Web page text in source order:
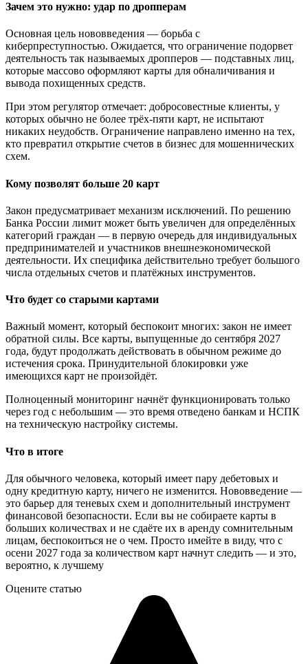
Зачем это нужно: удар по дропперам
Основная цель нововведения — борьба с
киберпреступностью. Ожидается, что ограничение подорвет
деятельность так называемых дропперов — подставных лиц,
которые массово оформляют карты для обналичивания и
вывода похищенных средств.
При этом регулятор отмечает: добросовестные клиенты, у
которых обычно не более трёх-пяти карт, не испытают
никаких неудобств. Ограничение направлено именно на тех,
кто превратил открытие счетов в бизнес для мошеннических
схем.
Кому позволят больше 20 карт
Закон предусматривает механизм исключений. По решению
Банка России лимит может быть увеличен для определённых
категорий граждан — в первую очередь для индивидуальных
предпринимателей и участников внешнеэкономической
деятельности. Их специфика действительно требует большого
числа отдельных счетов и платёжных инструментов.
Что будет со старыми картами
Важный момент, который беспокоит многих: закон не имеет
обратной силы. Все карты, выпущенные до сентября 2027
года, будут продолжать действовать в обычном режиме до
истечения срока. Принудительной блокировки уже
имеющихся карт не произойдёт.
Полноценный мониторинг начнёт функционировать только
через год с небольшим — это время отведено банкам и НСПК
на техническую настройку системы.
Что в итоге
Для обычного человека, который имеет пару дебетовых и
одну кредитную карту, ничего не изменится. Нововведение —
это барьер для теневых схем и дополнительный инструмент
финансовой безопасности. Если вы не собираете карты в
больших количествах и не сдаёте их в аренду сомнительным
лицам, беспокоиться не о чем. Просто имейте в виду, что с
осени 2027 года за количеством карт начнут следить — и это,
вероятно, к лучшему
Оцените статью